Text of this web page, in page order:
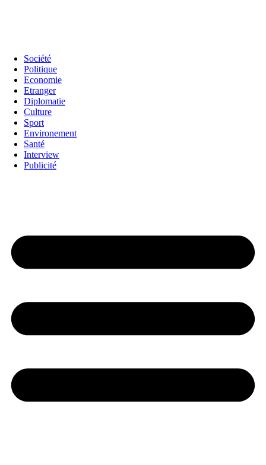
Société
Politique
Economie
Etranger
Diplomatie
Culture
Sport
Environement
Santé
Interview
Publicité